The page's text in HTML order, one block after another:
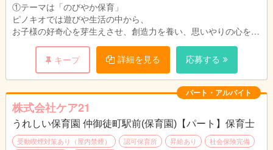
①テーマは「のびやか保育」
ピノキオでは遊びや生活の中から、
お子様の好奇心を芽生えさせ、創造力を養い、思いやりの心を育
てます。
形にこだわらず子どもたちの自主性を伸ばす「のびやか保育」が
テーマです。
②保育はクリエイティブだと考えています
ピノキオはお子さまをただお預かりするだけのルームではありま
せん。
お預かりしている時間は貴重な成長のための時間と考え、
創意工夫を凝らした保育を行います。
キープ 詳細を見る 応募する
パート・アルバイト
株式会社ケア21
うれしい保育園 仲御徒町駅前(保育園)【パート】保育士
受動喫煙対策あり（屋内禁煙） 認可保育所 昇給あり
社会保険完備